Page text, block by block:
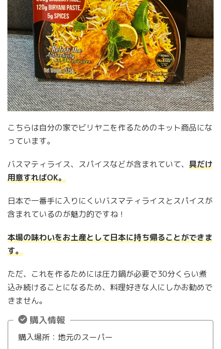
こちらは自分の家でビリヤニを作るためのキット商品にな
っています。
バスマティライス、スパイスなどが含まれていて、 具だけ
用意すればOK。
日本で一番手に入りにくいバスマティライスとスパイスが
含まれているのが魅力的ですね！
本場の味わいをお土産として日本に持ち帰ることができま
す。
ただ、これを作るためには圧力鍋が必要で30分くらい煮
込み続けることになるため、料理好きな人にしかお勧めで
きません。
購入情報
購入場所：地元のスーパー